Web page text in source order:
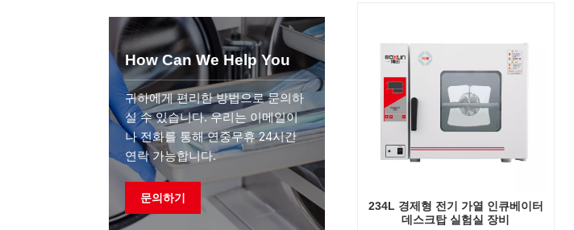
How Can We Help You
귀하에게 편리한 방법으로 문의하
실 수 있습니다. 우리는 이메일이
나 전화를 통해 연중무휴 24시간
연락 가능합니다.
문의하기
234L 경제형 전기 가열 인큐베이터
데스크탑 실험실 장비